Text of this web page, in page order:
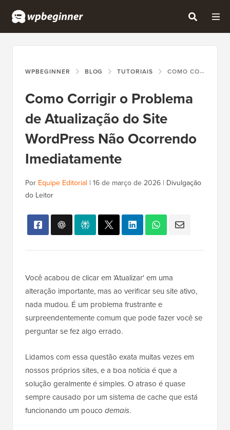
WPBEGINNER BLOG TUTORIAIS COMO CORRIGIR O PROBLEMA DE ATUALIZAÇÃO DO SITE WORDPRESS NÃO OCORRENDO IMEDIATAMENTE
Como Corrigir o Problema
de Atualização do Site
WordPress Não Ocorrendo
Imediatamente
Por Equipe Editorial | 16 de março de 2026 | Divulgação
do Leitor
Você acabou de clicar em 'Atualizar' em uma
alteração importante, mas ao verificar seu site ativo,
nada mudou. É um problema frustrante e
surpreendentemente comum que pode fazer você se
perguntar se fez algo errado.
Lidamos com essa questão exata muitas vezes em
nossos próprios sites, e a boa notícia é que a
solução geralmente é simples. O atraso é quase
sempre causado por um sistema de cache que está
funcionando um pouco demais.